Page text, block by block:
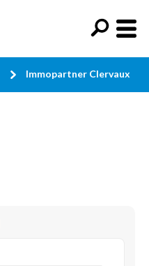
Immopartner Clervaux